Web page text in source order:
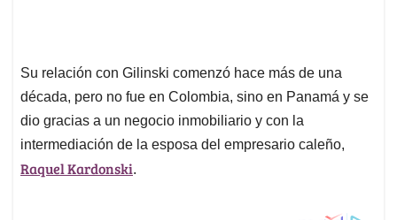
Su relación con Gilinski comenzó hace más de una
década, pero no fue en Colombia, sino en Panamá y se
dio gracias a un negocio inmobiliario y con la
intermediación de la esposa del empresario caleño,
Raquel Kardonski.